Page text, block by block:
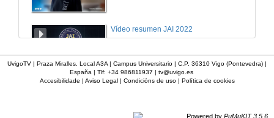
Actuar: Construír un país
Vídeo resumen JAI 2022
UVigo SpaceLab
UvigoTV | Praza Miralles. Local A3A | Campus Universitario | C.P. 36310 Vigo (Pontevedra) |
España | Tlf: +34 986811937 | tv@uvigo.es
Accesibilidade | Aviso Legal| Condicións de uso| Política de cookies
Powered by PuMuKIT 3.5.6